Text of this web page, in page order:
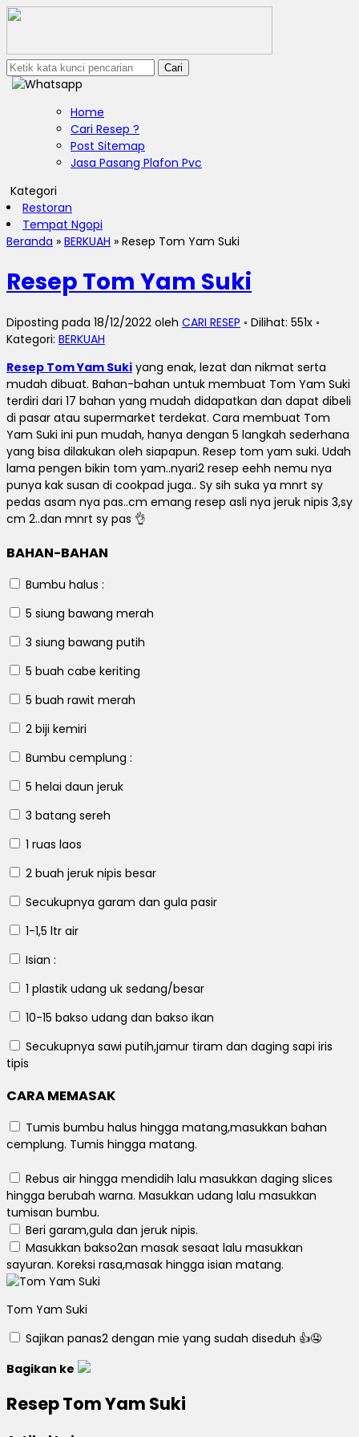
Cari
Home
Cari Resep ?
Post Sitemap
Jasa Pasang Plafon Pvc
Kategori
Restoran
Tempat Ngopi
Beranda » BERKUAH » Resep Tom Yam Suki
Resep Tom Yam Suki
Diposting pada 18/12/2022 oleh CARI RESEP ◦ Dilihat: 551x ◦
Kategori: BERKUAH
Resep Tom Yam Suki yang enak, lezat dan nikmat serta
mudah dibuat. Bahan-bahan untuk membuat Tom Yam Suki
terdiri dari 17 bahan yang mudah didapatkan dan dapat dibeli
di pasar atau supermarket terdekat. Cara membuat Tom
Yam Suki ini pun mudah, hanya dengan 5 langkah sederhana
yang bisa dilakukan oleh siapapun. Resep tom yam suki. Udah
lama pengen bikin tom yam..nyari2 resep eehh nemu nya
punya kak susan di cookpad juga.. Sy sih suka ya mnrt sy
pedas asam nya pas..cm emang resep asli nya jeruk nipis 3,sy
cm 2..dan mnrt sy pas 👌
BAHAN-BAHAN
Bumbu halus :
5 siung bawang merah
3 siung bawang putih
5 buah cabe keriting
5 buah rawit merah
2 biji kemiri
Bumbu cemplung :
5 helai daun jeruk
3 batang sereh
1 ruas laos
2 buah jeruk nipis besar
Secukupnya garam dan gula pasir
1-1,5 ltr air
Isian :
1 plastik udang uk sedang/besar
10-15 bakso udang dan bakso ikan
Secukupnya sawi putih,jamur tiram dan daging sapi iris
tipis
CARA MEMASAK
Tumis bumbu halus hingga matang,masukkan bahan
cemplung. Tumis hingga matang.
Rebus air hingga mendidih lalu masukkan daging slices
hingga berubah warna. Masukkan udang lalu masukkan
tumisan bumbu.
Beri garam,gula dan jeruk nipis.
Masukkan bakso2an masak sesaat lalu masukkan
sayuran. Koreksi rasa,masak hingga isian matang.
Tom Yam Suki
Sajikan panas2 dengan mie yang sudah diseduh 👍🤤
Bagikan ke
Resep Tom Yam Suki